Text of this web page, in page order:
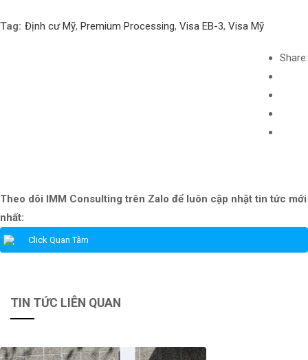
Tag: Định cư Mỹ, Premium Processing, Visa EB-3, Visa Mỹ
Share:
Theo dõi IMM Consulting trên Zalo để luôn cập nhật tin tức mới
nhất:
Click Quan Tâm
TIN TỨC LIÊN QUAN